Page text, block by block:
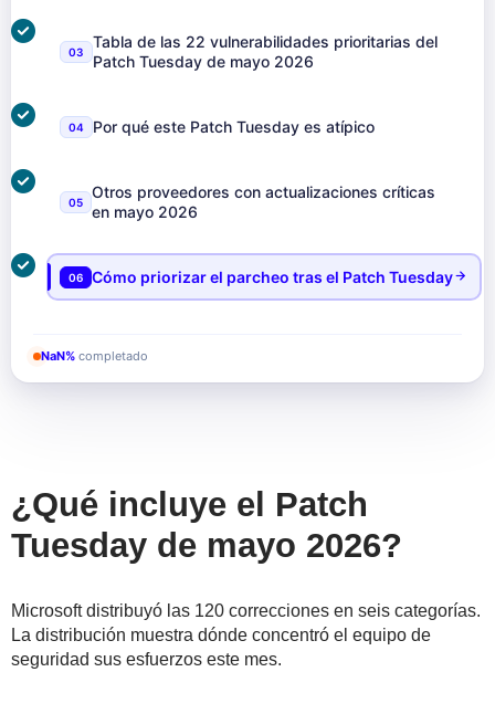
03
Tabla de las 22 vulnerabilidades prioritarias del
Patch Tuesday de mayo 2026
04 Por qué este Patch Tuesday es atípico
05
Otros proveedores con actualizaciones críticas
en mayo 2026
06 Cómo priorizar el parcheo tras el Patch Tuesday
NaN% completado
¿Qué incluye el Patch
Tuesday de mayo 2026?
Microsoft distribuyó las 120 correcciones en seis categorías.
La distribución muestra dónde concentró el equipo de
seguridad sus esfuerzos este mes.